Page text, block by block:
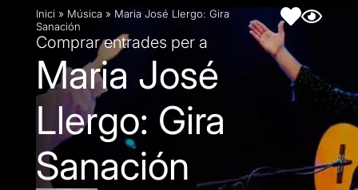
Inici » Música » Maria José Llergo: Gira
Sanación
Comprar entrades per a
Maria José
Llergo: Gira
Sanación